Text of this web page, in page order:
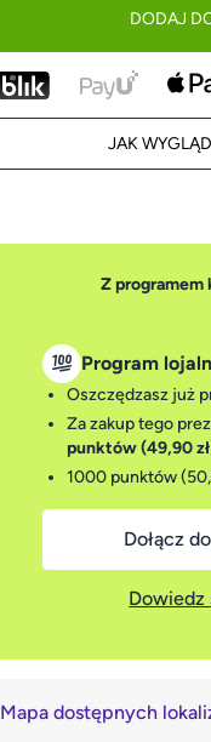
DODAJ
JAK
Z programem
Program
Oszczędzasz już
Za zakup tego
punktów (49,90
1000 punktów
Dołącz
Mapa dostępnych